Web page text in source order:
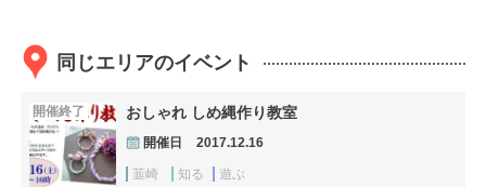
同じエリアのイベント
開催終了 おしゃれ しめ縄作り教室
開催日 2017.12.16
韮崎 知る 遊ぶ